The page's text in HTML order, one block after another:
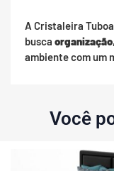
A Cristaleira
busca organização,
ambiente com um
Você